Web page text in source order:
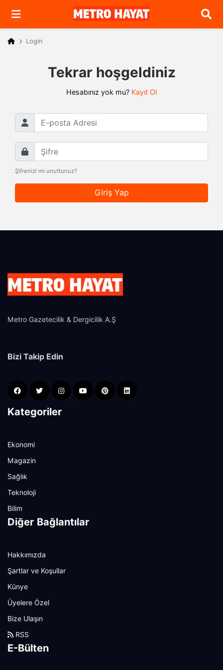
Arama
Login
Tekrar hoşgeldiniz
Hesabınız yok mu? Kayıt Ol
E-posta Adresi
Şifre
Şifrenizi mi unuttunuz?
Giriş Yap
Metro Gazetecilik & Dergicilik A.Ş
Bizi Takip Edin
Kategoriler
Ekonomi
Magazin
Sağlık
Teknoloji
Bilim
Diğer Bağlantılar
Hakkımızda
Şartlar ve Koşullar
Künye
Üyelere Özel
Bize Ulaşın
RSS
E-Bülten